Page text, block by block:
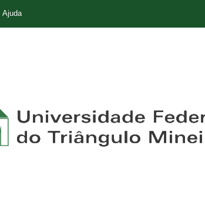
Ajuda